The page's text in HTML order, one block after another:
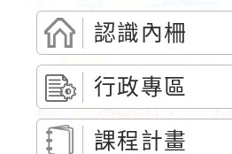
認識內柵
行政專區
課程計畫